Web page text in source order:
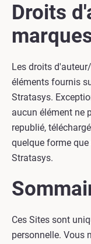
Droits
Les droits
éléments fournis
Stratasys.
aucun élément ne
republié,
quelque forme
Stratasys.
Ces Sites sont
personnelle. Vous